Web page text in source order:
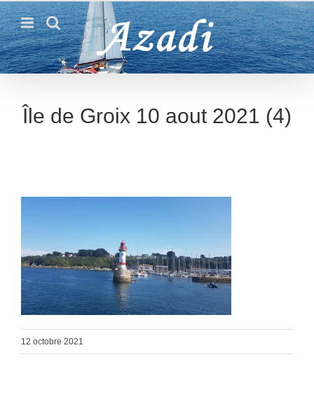
Passer
au
contenu
Île de Groix 10 aout 2021 (4)
12 octobre 2021